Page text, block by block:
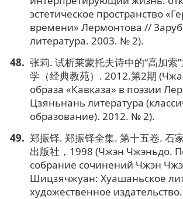
эстетическое пространство
времени» Лермонтова //
литература. 2003. № 2).
张莉. 试析莱蒙托夫诗中的“高加索
学（经典教苑）. 2012.第2期
образа «Кавказа» в поэзии
Цзяньнань литература
образование). 2012. № 2).
郑振铎. 郑振铎全集. 第十五卷. 石
出版社，1998 (Чжэн Чжэньдо.
собрание сочинений Чжэн
Шицзячжуан: Хуашаньское
художественное